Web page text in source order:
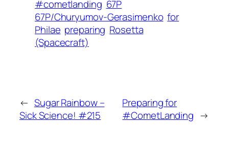
#cometlanding 67P
67P/Churyumov-Gerasimenko for
Philae preparing Rosetta
(Spacecraft)
← Sugar Rainbow –
Sick Science! #215
Preparing for
#CometLanding →